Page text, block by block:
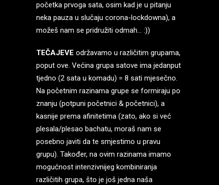
početka prvoga sata, osim kad je u pitanju
neka pauza u slučaju corona-lockdowna), a
možeš nam se pridružiti odmah… :))
TEČAJEVE održavamo u različitim grupama,
poput ove. Većina grupa satove ima jedanput
tjedno (2 sata u komadu) = 8 sati mjesečno.
Na početnim razinama grupe se formiraju po
znanju (potpuni početnici & početnici), a
kasnije prema afinitetima (zato, ako si već
plesala/plesao bachatu, moraš nam se
posebno javiti da te smjestimo u pravu
grupu). Također, na ovim razinama imamo
mogućnost intenzivnijeg kombiniranja
različitih grupa, što je još jedna naša